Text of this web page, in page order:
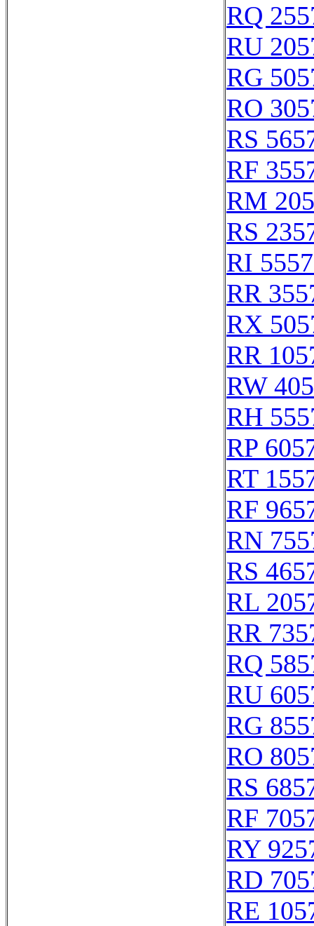
RQ
RU
RG
RO
RS
RF
RM
RS
RI
RR
RX
RR
RW
RH
RP
RT
RF
RN
RS
RL
RR
RQ
RU
RG
RO
RS
RF
RY
RD
RE